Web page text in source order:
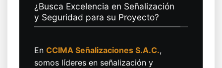
¿Busca Excelencia en Señalización
y Seguridad para su Proyecto?
En CCIMA Señalizaciones S.A.C.,
somos líderes en señalización y